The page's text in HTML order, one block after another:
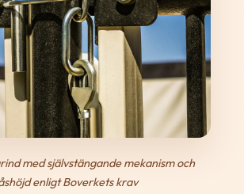
med självstängande mekanism och
enligt Boverkets krav